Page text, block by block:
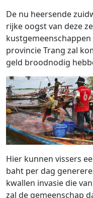
De nu heersende
rijke oogst van deze
kustgemeenschappen
provincie Trang zal
geld broodnodig
Hier kunnen vissers
baht per dag
kwallen invasie die
zal de gemeenschap